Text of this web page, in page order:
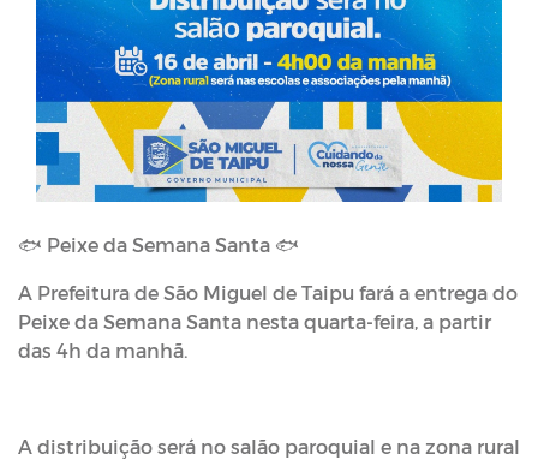
🐟 Peixe da Semana Santa 🐟
A Prefeitura de São Miguel de Taipu fará a entrega do
Peixe da Semana Santa nesta quarta-feira, a partir
das 4h da manhã.
A distribuição será no salão paroquial e na zona rural